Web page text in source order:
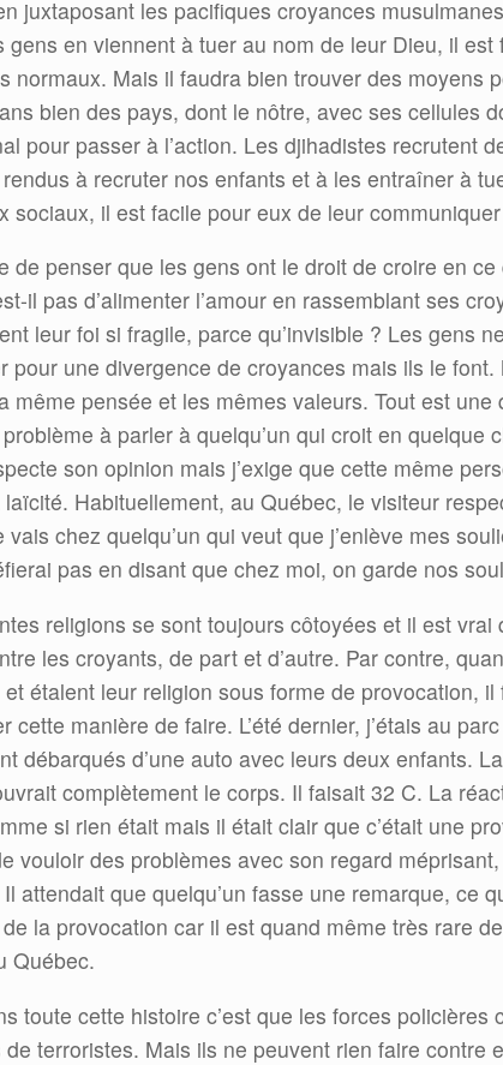
juxtaposant les pacifiques croyances
gens en viennent à tuer au nom de leur Dieu, il
normaux. Mais il faudra bien trouver des moyens
bien des pays, dont le nôtre, avec ses cellules
pour passer à l’action. Les djihadistes recrutent
à recruter nos enfants et à les entraîner à
sociaux, il est facile pour eux de leur
de penser que les gens ont le droit de croire en ce
il pas d’alimenter l’amour en rassemblant ses
leur foi si fragile, parce qu’invisible ? Les gens
pour une divergence de croyances mais ils le
même pensée et les mêmes valeurs. Tout est
problème à parler à quelqu’un qui croit en quelque
son opinion mais j’exige que cette même
Habituellement, au Québec, le visiteur
vais chez quelqu’un qui veut que j’enlève mes
pas en disant que chez moi, on garde nos
religions se sont toujours côtoyées et il est vrai
les croyants, de part et d’autre. Par contre,
et étalent leur religion sous forme de provocation,
cette manière de faire. L’été dernier, j’étais au
débarqués d’une auto avec leurs deux enfants.
complètement le corps. Il faisait 32 C. La
si rien était mais il était clair que c’était une
vouloir des problèmes avec son regard
Il attendait que quelqu’un fasse une remarque, ce
de la provocation car il est quand même très rare
Québec.
toute cette histoire c’est que les forces policières
terroristes. Mais ils ne peuvent rien faire contre